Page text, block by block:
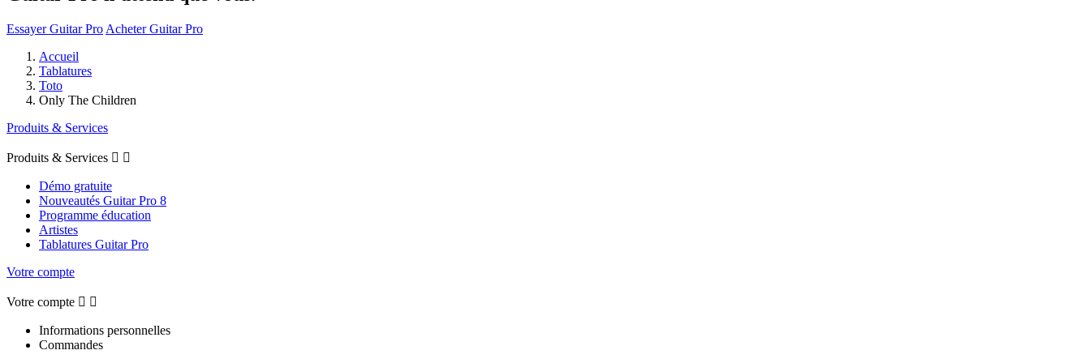
Essayer Guitar Pro Acheter Guitar Pro
Accueil
Tablatures
Toto
Only The Children
Produits & Services
Produits & Services  
Démo gratuite
Nouveautés Guitar Pro 8
Programme éducation
Artistes
Tablatures Guitar Pro
Votre compte
Votre compte  
Informations personnelles
Commandes